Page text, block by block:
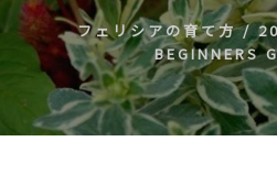
の
紹
介
を
行
フェリシアの育て方/
BEGINNERS